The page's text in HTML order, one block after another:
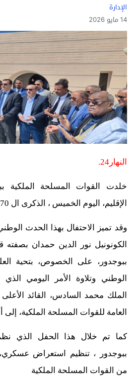
الإدارة
14 مايو 2026
النهار24.
خلدت القوات المسلحة الملكية
الإقليم، اليوم الخميس ، الذكرى ال 70 لتأسيسها.
وقد تميز الاحتفال بهذا الحدث
الكونونيل نور الدين حمدان بصفته
ببوجدور، على الخصوص، بتحية
الوطني وتلاوة الأمر اليومي
الملك محمد السادس، القائد
العامة للقوات المسلحة الملكية، إلى
كما تم خلال هذا الحفل الذي نظم
ببوجدور ، تنظيم استعراض
من القوات المسلحة الملكية